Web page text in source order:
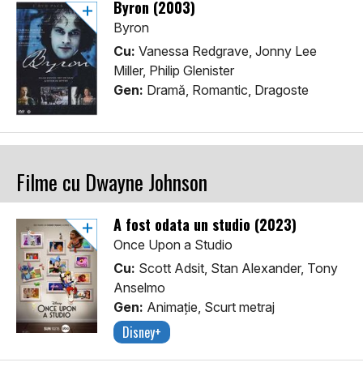
Byron (2003)
Byron
Cu: Vanessa Redgrave, Jonny Lee
Miller, Philip Glenister
Gen: Dramă, Romantic, Dragoste
Filme cu Dwayne Johnson
A fost odata un studio (2023)
Once Upon a Studio
Cu: Scott Adsit, Stan Alexander, Tony
Anselmo
Gen: Animaţie, Scurt metraj
Disney+